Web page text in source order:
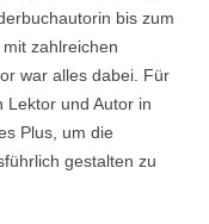
bis zum
zahlreichen
war alles dabei. Für
Lektor und Autor in
Plus, um die
gestalten zu